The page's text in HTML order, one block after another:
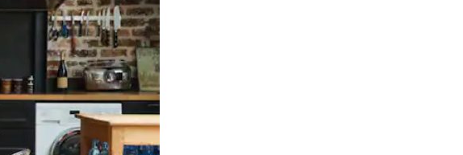
óf door te tikken of swipen.